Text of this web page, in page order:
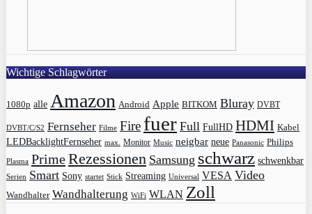
Wichtige Schlagwörter
1080p alle Amazon Android Apple BITKOM Bluray DVBT
DVBT/C/S2 Fernseher Filme Fire fuer Full FullHD HDMI Kabel
LEDBacklightFernseher max. Monitor Music neigbar neue Panasonic Philips
Plasma PrimeRezessionen Samsung schwarz schwenkbar
Serien Smart Sony startet Stick Streaming Universal VESA Video
Wandhalter Wandhalterung WiFi WLAN Zoll